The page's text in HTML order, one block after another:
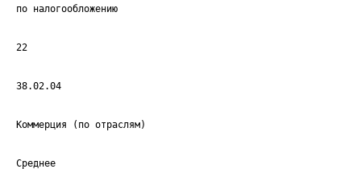
по налогообложению
22
38.02.04
Коммерция (по отраслям)
Среднее